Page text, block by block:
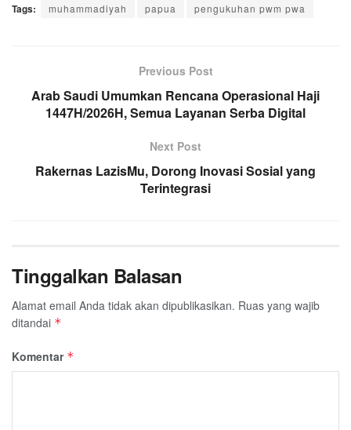
Tags: muhammadiyah papua pengukuhan pwm pwa
Previous Post
Arab Saudi Umumkan Rencana Operasional Haji
1447H/2026H, Semua Layanan Serba Digital
Next Post
Rakernas LazisMu, Dorong Inovasi Sosial yang
Terintegrasi
Tinggalkan Balasan
Alamat email Anda tidak akan dipublikasikan. Ruas yang wajib
ditandai *
Komentar *